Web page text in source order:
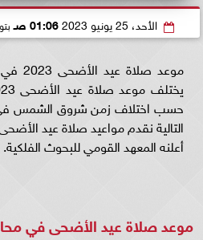
الأحد، 25 يونيو 2023 01:06 صـ
موعد
حسب اختلاف زمن شروق الشمس
أعلنه المعهد القومي للبحوث الفلكية.
موعد صلاة عيد الأضحى في محافظة